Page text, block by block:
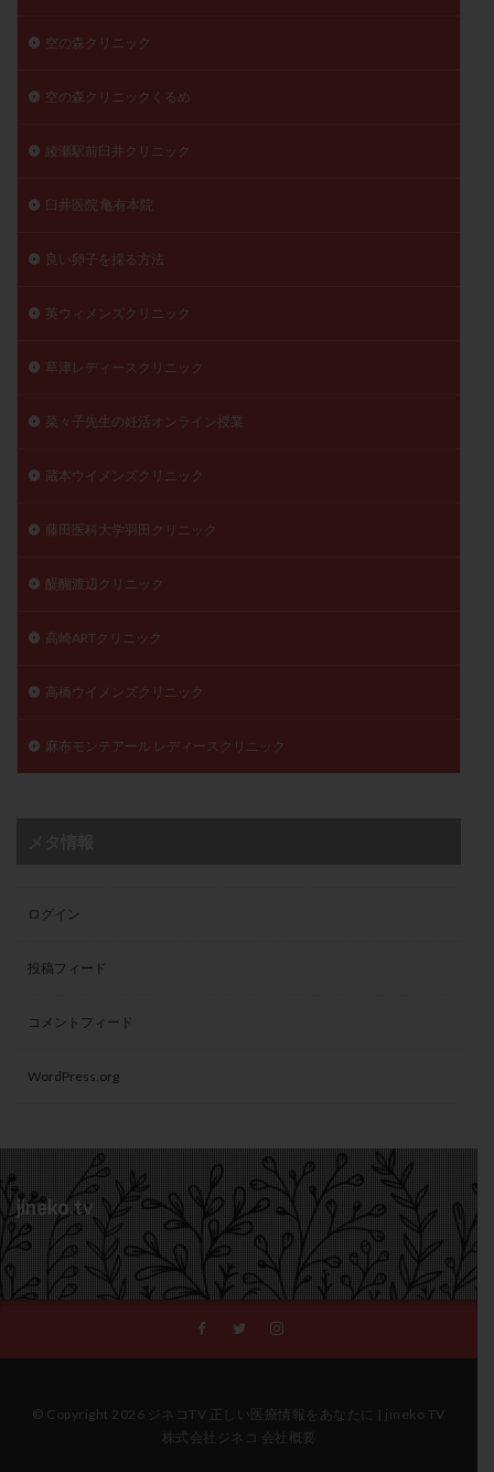
空の森クリニック
空の森クリニックくるめ
綾瀬駅前臼井クリニック
臼井医院 亀有本院
良い卵子を採る方法
英ウィメンズクリニック
草津レディースクリニック
菜々子先生の妊活オンライン授業
蔵本ウイメンズクリニック
藤田医科大学羽田クリニック
醍醐渡辺クリニック
高崎ARTクリニック
高橋ウイメンズクリニック
麻布モンテアール レディースクリニック
ログイン
投稿フィード
コメントフィード
WordPress.org
jineko.tv
© Copyright 2026 ジネコTV 正しい医療情報をあなたに | jineko TV
株式会社ジネコ 会社概要